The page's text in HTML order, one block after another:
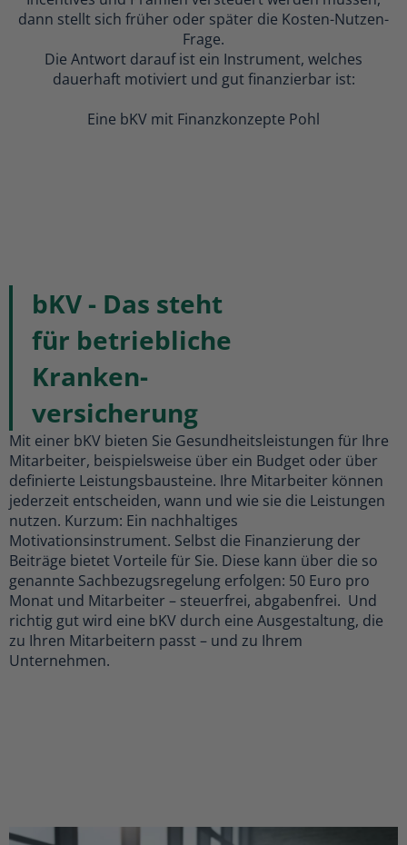
dann stellt sich früher oder später die Kosten-Nutzen-
Frage.
Die Antwort darauf ist ein Instrument, welches
dauerhaft motiviert und gut finanzierbar ist:
Eine bKV mit Finanzkonzepte Pohl
bKV - Das steht
für betriebliche
Kranken-
versicherung
Mit einer bKV bieten Sie Gesundheitsleistungen für Ihre
Mitarbeiter, beispielsweise über ein Budget oder über
definierte Leistungsbausteine. Ihre Mitarbeiter können
jederzeit entscheiden, wann und wie sie die Leistungen
nutzen. Kurzum: Ein nachhaltiges
Motivationsinstrument. Selbst die Finanzierung der
Beiträge bietet Vorteile für Sie. Diese kann über die so
genannte Sachbezugsregelung erfolgen: 50 Euro pro
Monat und Mitarbeiter – steuerfrei, abgabenfrei. Und
richtig gut wird eine bKV durch eine Ausgestaltung, die
zu Ihren Mitarbeitern passt – und zu Ihrem
Unternehmen.